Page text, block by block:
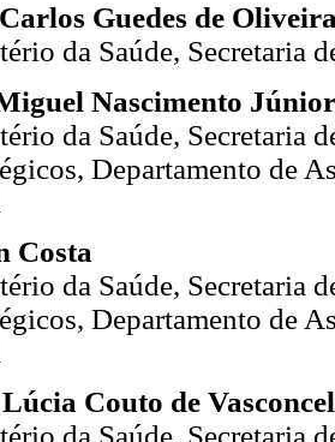
Guedes de
da Saúde, Secretaria
Nascimento Júnior
da Saúde, Secretaria
Departamento de
Costa
da Saúde, Secretaria
Departamento de
Couto de
da Saúde, Secretaria